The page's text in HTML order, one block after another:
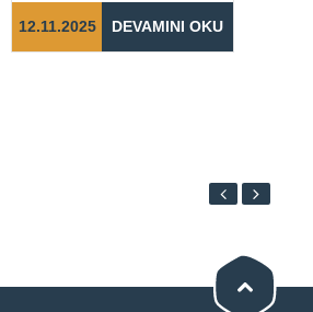
12.11.2025 DEVAMINI OKU
Cevap Yaz